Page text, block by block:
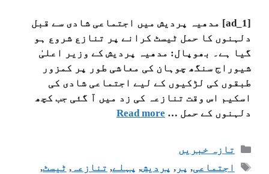
[ad_1] مدھیہ پردیش میں اجتماعی شادی سے قبل
دلہنوں کا حمل ٹیسٹ کرانے پر تنازع شروع ہو
گیا ہے۔ بھوپال: مدھیہ پردیش کے وزیر اعلیٰ
شیوراج سنگھ چوہان کی معاشی طور پر کمزور
طبقوں کی لڑکیوں کے لیے اجتماعی شادی کی
اسکیم اس وقت تنازعہ کی زد میں آ گئی جب کچھ
دلہنوں کے حمل … Read more
تازہ خبریں
اجتماعی, پر, پردیش, پہلے, تنازعہ, ٹیسٹ,